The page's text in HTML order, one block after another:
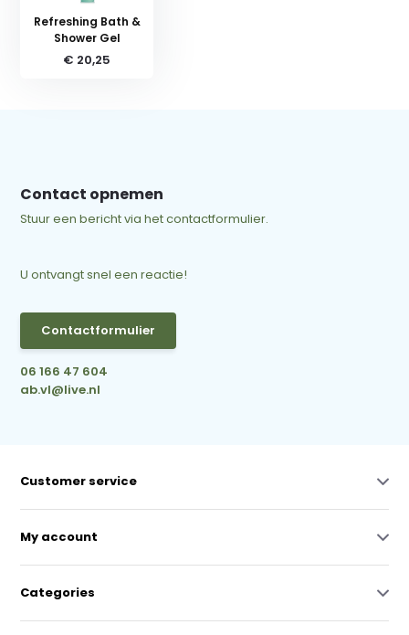
Refreshing Bath &
Shower Gel
€ 20,25
Contact opnemen
Stuur een bericht via het contactformulier.
U ontvangt snel een reactie!
Contactformulier
06 166 47 604
ab.vl@live.nl
Customer service
My account
Categories